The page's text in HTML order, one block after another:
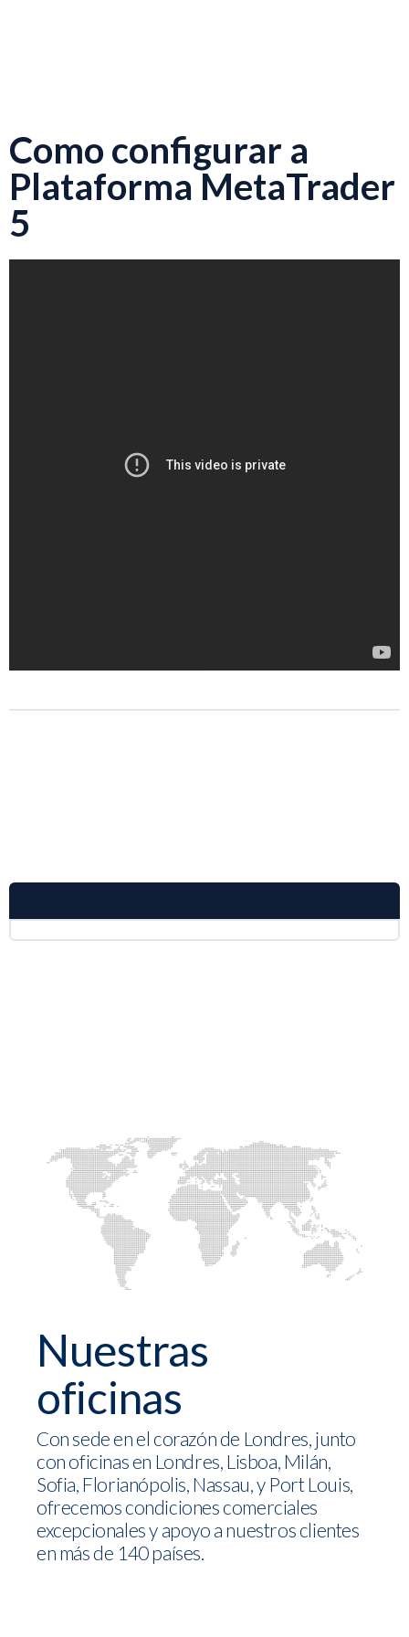
Como configurar a
Plataforma MetaTrader
5
Nuestras
oficinas
Con sede en el corazón de Londres, junto
con oficinas en Londres, Lisboa, Milán,
Sofia, Florianópolis, Nassau, y Port Louis,
ofrecemos condiciones comerciales
excepcionales y apoyo a nuestros clientes
en más de 140 países.